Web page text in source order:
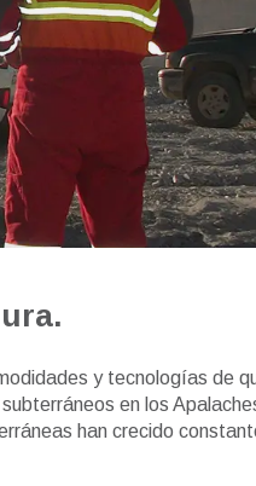
y tecnologías de
en los
han crecido